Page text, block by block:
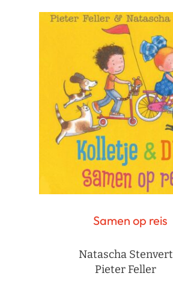
Samen op reis
Natascha Stenvert
Pieter Feller